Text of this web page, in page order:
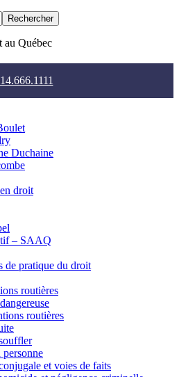
au Québec
Duchaine
droit
– SAAQ
de pratique du droit
routières
routières
et voies de faits